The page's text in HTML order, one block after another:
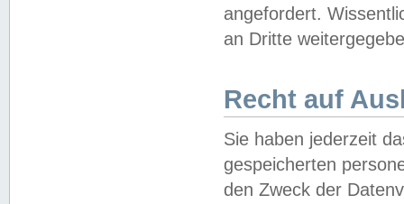
angefordert.
an Dritte
Recht auf
Sie haben jederzeit
gespeicherten
den Zweck der